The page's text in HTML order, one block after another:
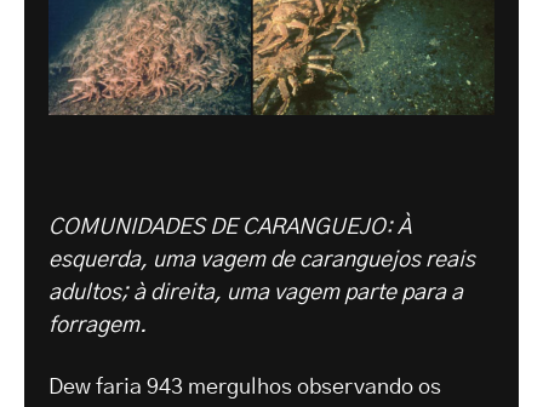
COMUNIDADES DE CARANGUEJO: À
esquerda, uma vagem de caranguejos reais
adultos; à direita, uma vagem parte para a
forragem.
Dew faria 943 mergulhos observando os